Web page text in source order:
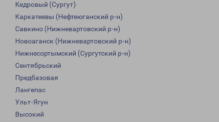
Кедровый (Сургут)
Каркатеевы (Нефтеюганский р-н)
Савкино (Нижневартовский р-н)
Новоаганск (Нижневартовский р-н)
Нижнесортымский (Сургутский р-н)
Сентябрьский
Предбазовая
Лангепас
Ульт-Ягун
Высокий